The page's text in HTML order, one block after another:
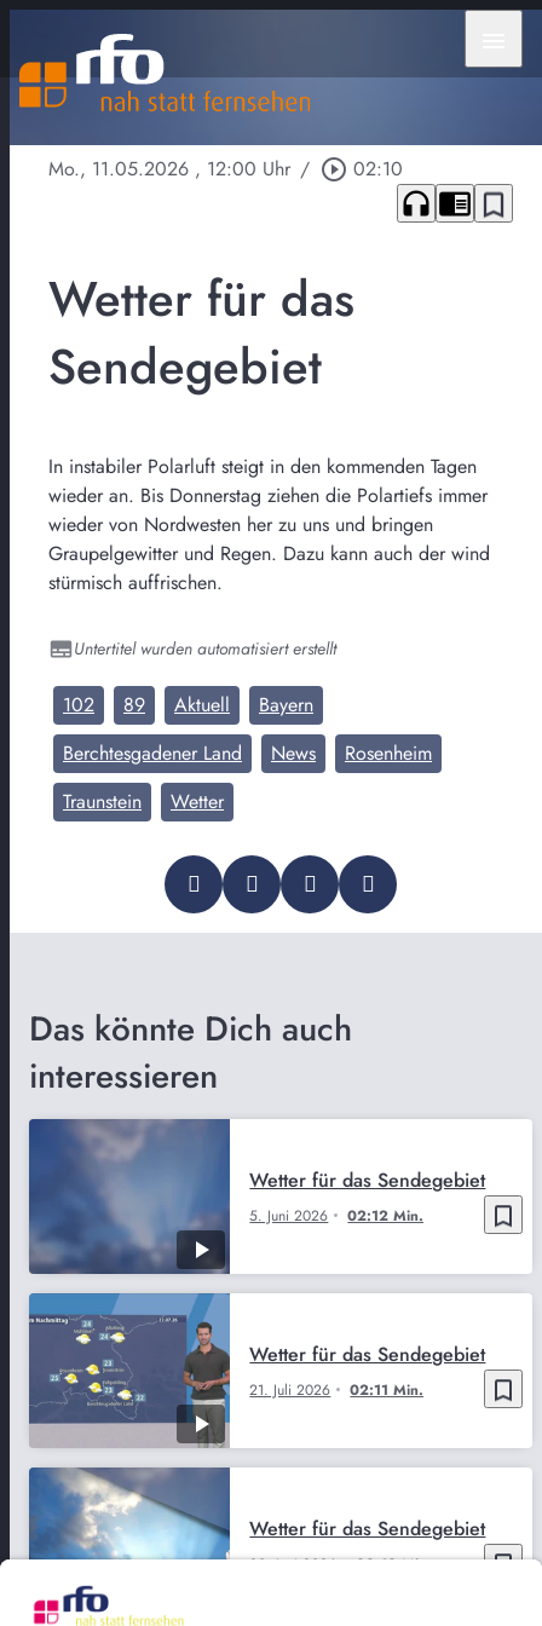
Mo., 11.05.2026 , 12:00 Uhr / play_circle_outline 02:10
headphones chrome_reader_mode bookmark_border
Wetter für das
Sendegebiet
In instabiler Polarluft steigt in den kommenden Tagen
wieder an. Bis Donnerstag ziehen die Polartiefs immer
wieder von Nordwesten her zu uns und bringen
Graupelgewitter und Regen. Dazu kann auch der wind
stürmisch auffrischen.
Untertitel wurden automatisiert erstellt
102 89 Aktuell
Bayern
Berchtesgadener Land
News
Rosenheim
Traunstein
Wetter
Das könnte Dich auch
interessieren
bookmark_border
5. Juni 2026 02:12 Min.
Wetter für das Sendegebiet
bookmark_border
21. Juli 2026 02:11 Min.
Wetter für das Sendegebiet
bookmark_border
30. Juni 2026 02:10 Min.
Wetter für das Sendegebiet